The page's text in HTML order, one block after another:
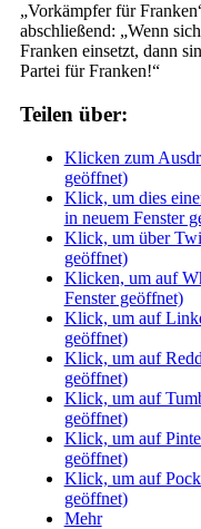
„Vorkämpfer für
abschließend: „Wenn
Franken einsetzt, dann
Partei für Franken!“
Teilen über:
Klicken zum
geöffnet)
Klick, um dies
in neuem Fenster
Klick, um über
geöffnet)
Klicken, um auf
Fenster geöffnet)
Klick, um auf
geöffnet)
Klick, um auf
geöffnet)
Klick, um auf
geöffnet)
Klick, um auf
geöffnet)
Klick, um auf
geöffnet)
Mehr